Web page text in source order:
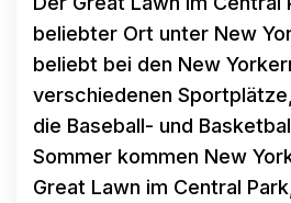
beliebter Ort unter New
beliebt bei den New
verschiedenen
die Baseball- und
Sommer kommen New
Great Lawn im Central